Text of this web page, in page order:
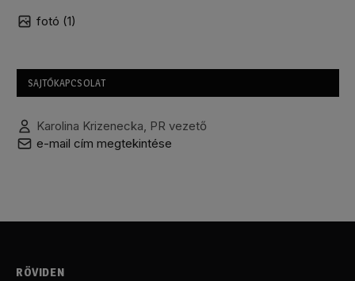
fotó (1)
SAJTÓKAPCSOLAT
Karolina Krizenecka, PR vezető
e-mail cím megtekintése
RÖVIDEN